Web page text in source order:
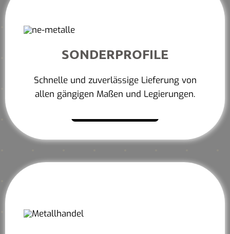
SONDERPROFILE
Schnelle und zuverlässige Lieferung von
allen gängigen Maßen und Legierungen.